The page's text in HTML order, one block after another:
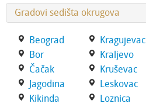
Gradovi sedišta okrugova
Beograd
Bor
Čačak
Jagodina
Kikinda
Kragujevac
Kraljevo
Kruševac
Leskovac
Loznica